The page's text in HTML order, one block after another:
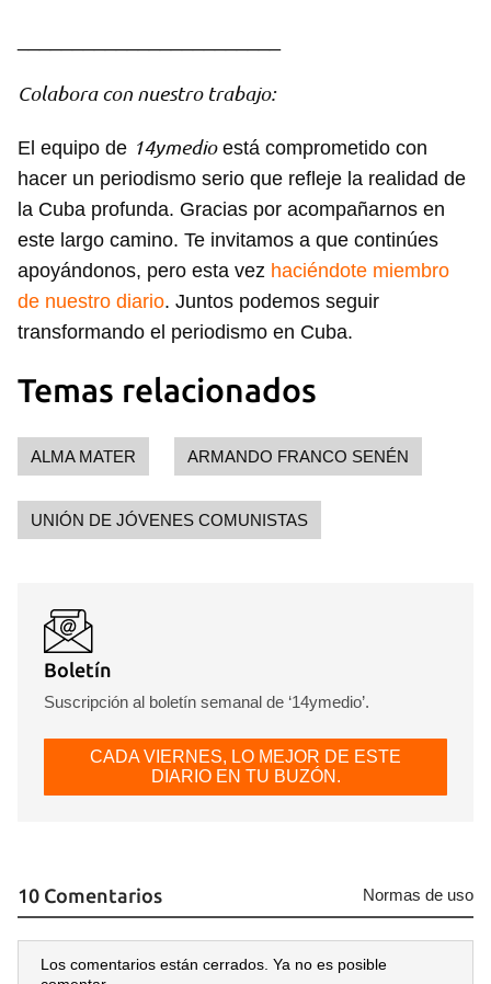
Colabora con nuestro trabajo:
El equipo de 14ymedioestá comprometido con
hacer un periodismo serio que refleje la realidad de
la Cuba profunda. Gracias por acompañarnos en
este largo camino. Te invitamos a que continúes
apoyándonos, pero esta vez haciéndote miembro
de nuestro diario. Juntos podemos seguir
transformando el periodismo en Cuba.
Temas relacionados
ALMA MATER ARMANDO FRANCO SENÉN
UNIÓN DE JÓVENES COMUNISTAS
Boletín
Suscripción al boletín semanal de ‘14ymedio’.
CADA VIERNES, LO MEJOR DE ESTE
DIARIO EN TU BUZÓN.
10 Comentarios Normas de uso
Los comentarios están cerrados. Ya no es posible